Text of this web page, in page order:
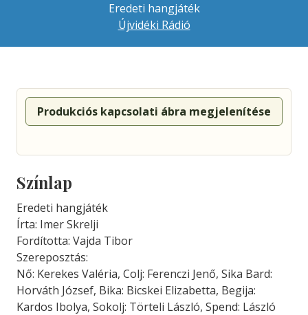
Eredeti hangjáték
Újvidéki Rádió
Produkciós kapcsolati ábra megjelenítése
Színlap
Eredeti hangjáték
Írta: Imer Skrelji
Fordította: Vajda Tibor
Szereposztás:
Nő: Kerekes Valéria, Colj: Ferenczi Jenő, Sika Bard:
Horváth József, Bika: Bicskei Elizabetta, Begija:
Kardos Ibolya, Sokolj: Törteli László, Spend: László